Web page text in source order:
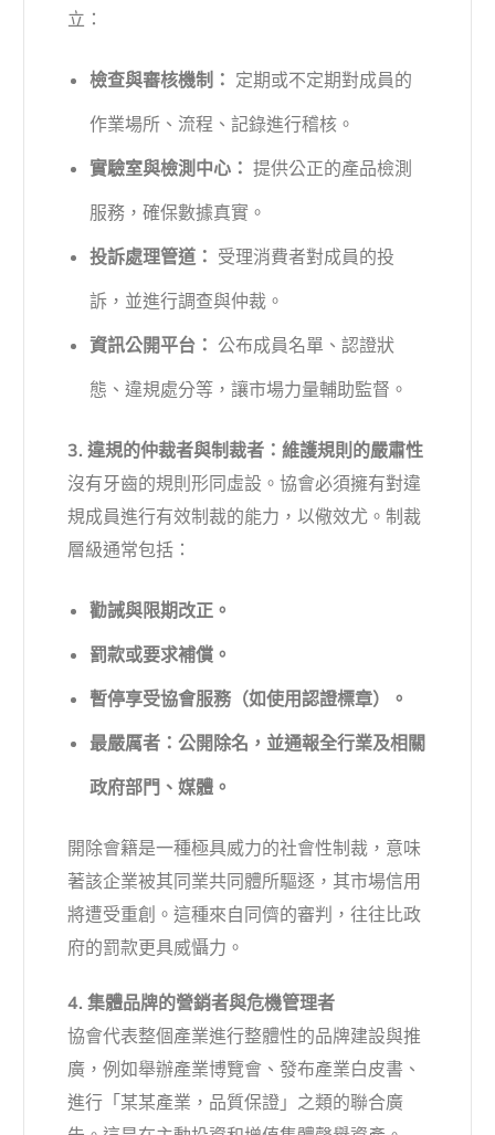
立：
檢查與審核機制： 定期或不定期對成員的
作業場所、流程、記錄進行稽核。
實驗室與檢測中心： 提供公正的產品檢測
服務，確保數據真實。
投訴處理管道： 受理消費者對成員的投
訴，並進行調查與仲裁。
資訊公開平台： 公布成員名單、認證狀
態、違規處分等，讓市場力量輔助監督。
3. 違規的仲裁者與制裁者：維護規則的嚴肅性
沒有牙齒的規則形同虛設。協會必須擁有對違
規成員進行有效制裁的能力，以儆效尤。制裁
層級通常包括：
勸誡與限期改正。
罰款或要求補償。
暫停享受協會服務（如使用認證標章）。
最嚴厲者：公開除名，並通報全行業及相關
政府部門、媒體。
開除會籍是一種極具威力的社會性制裁，意味
著該企業被其同業共同體所驅逐，其市場信用
將遭受重創。這種來自同儕的審判，往往比政
府的罰款更具威懾力。
4. 集體品牌的營銷者與危機管理者
協會代表整個產業進行整體性的品牌建設與推
廣，例如舉辦產業博覽會、發布產業白皮書、
進行「某某產業，品質保證」之類的聯合廣